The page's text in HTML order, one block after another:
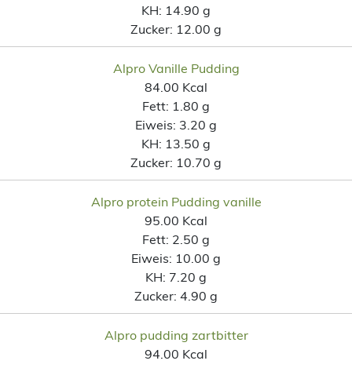
KH: 14.90 g
Zucker: 12.00 g
Alpro Vanille Pudding
84.00 Kcal
Fett: 1.80 g
Eiweis: 3.20 g
KH: 13.50 g
Zucker: 10.70 g
Alpro protein Pudding vanille
95.00 Kcal
Fett: 2.50 g
Eiweis: 10.00 g
KH: 7.20 g
Zucker: 4.90 g
Alpro pudding zartbitter
94.00 Kcal